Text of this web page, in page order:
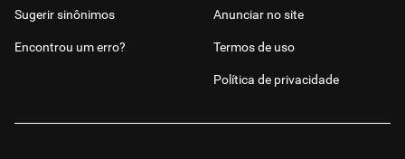
Sugerir sinônimos
Encontrou um erro?
Anunciar no site
Termos de uso
Política de privacidade